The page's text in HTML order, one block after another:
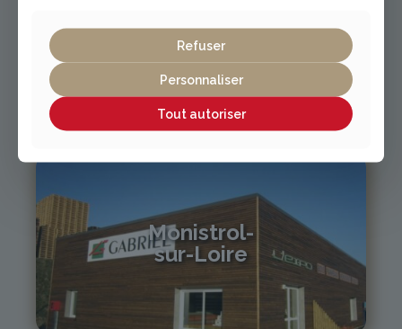
Vichy / Cusset
04 70 97 56 39
cusset@gabriel-sa.fr
Monistrol-
sur-Loire
monistrol@gabriel-sa.fr
Refuser
Personnaliser
Tout autoriser